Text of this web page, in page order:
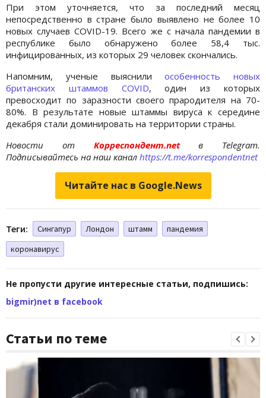
При этом уточняется, что за последний месяц
непосредственно в стране было выявлено не более 10
новых случаев COVID-19. Всего же с начала пандемии в
республике было обнаружено более 58,4 тыс.
инфицированных, из которых 29 человек скончались.
Напомним, ученые выяснилиособенность новых
британских штаммов COVID, один из которых
превосходит по заразности своего прародителя на 70-
80%. В результате новые штаммы вируса к середине
декабря стали доминировать на территории страны.
Новости отКорреспондент.netв Telegram.
Подписывайтесь на наш канал https://t.me/korrespondentnet
Читайте нас в Google.News
Теги: Сингапур Лондон штамм
пандемия
коронавирус
Не пропусти другие интересные статьи, подпишись:
bigmir)net в facebook
Статьи по теме